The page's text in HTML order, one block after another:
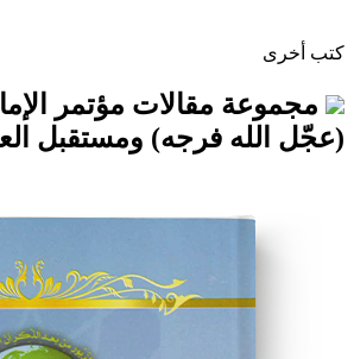
مقالات مؤتمر الإمام المهدي
فرجه) ومستقبل العالم (٣)